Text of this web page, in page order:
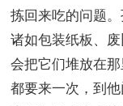
拣回来吃的问题
诸如包装纸板、
会把它们堆放在
都要来一次，到